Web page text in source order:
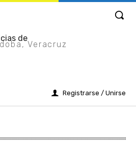
de
Veracruz
Registrarse / Unirse